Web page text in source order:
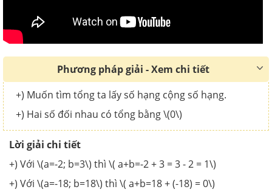
Phương pháp giải - Xem chi tiết
+) Muốn tìm tổng ta lấy số hạng cộng số hạng.
+) Hai số đối nhau có tổng bằng \(0\)
Lời giải chi tiết
+) Với \(a=-2; b=3\) thì \( a+b=-2 + 3 = 3 - 2 = 1\)
+) Với \(a=-18; b=18\) thì \( a+b=18 + (-18) = 0\)